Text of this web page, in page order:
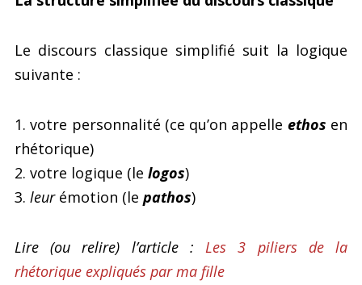
Le discours classique simplifié suit la logique
suivante :
1. votre personnalité (ce qu’on appelle ethos en
rhétorique)
2. votre logique (le logos)
3. leurémotion (le pathos)
Lire (ou relire) l’article : Les 3 piliers de la
rhétorique expliqués par ma fille